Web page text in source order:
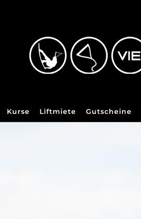
Kurse Liftmiete Gutscheine